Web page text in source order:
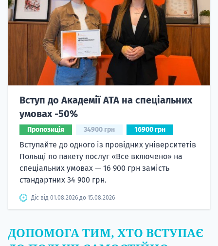
Вступ до Академії ATA на спеціальних
умовах -50%
Пропозиція 34900 грн 16900 грн
Вступайте до одного із провідних університетів
Польщі по пакету послуг «Все включено» на
спеціальних умовах — 16 900 грн замість
стандартних 34 900 грн.
Діє від 01.08.2026 до 15.08.2026
ДОПОМОГА ТИМ, ХТО ВСТУПАЄ